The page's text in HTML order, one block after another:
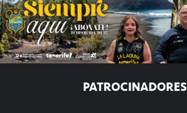
PATROCINADORES